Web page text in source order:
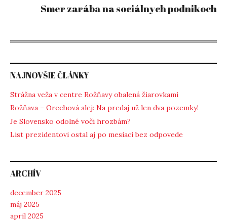
Smer zarába na sociálnych podnikoch
NAJNOVŠIE ČLÁNKY
Strážna veža v centre Rožňavy obalená žiarovkami
Rožňava – Orechová alej: Na predaj už len dva pozemky!
Je Slovensko odolné voči hrozbám?
List prezidentovi ostal aj po mesiaci bez odpovede
ARCHÍV
december 2025
máj 2025
apríl 2025